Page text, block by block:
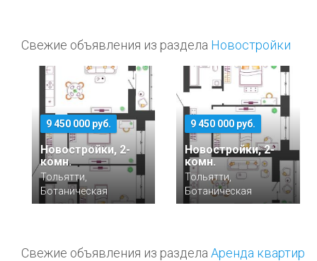
Свежие объявления из раздела Новостройки
9 450 000 руб.
Новостройки, 2-
комн.
Тольятти,
Ботаническая
9 450 000 руб.
Новостройки, 2-
комн.
Тольятти,
Ботаническая
Свежие объявления из раздела Аренда квартир